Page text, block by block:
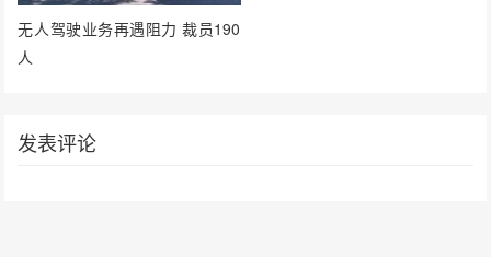
无人驾驶业务再遇阻力 裁员190
人
发表评论